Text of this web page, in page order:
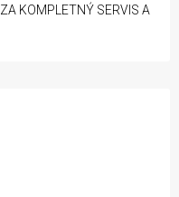
KOMPLETNÝ SERVIS A